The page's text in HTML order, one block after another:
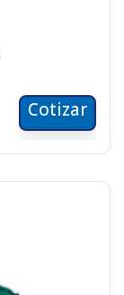
Cotizar